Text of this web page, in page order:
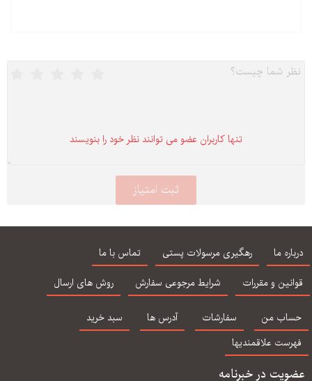
تنها كاربران عضو می توانند نظر خود را بنویسند
درباره ما رهگیری مرسولات پستی
تماس با ما
قوانین و مقررات
شرایط مرجوعی سفارش روش های ارسال
حساب من سفارشات آدرس ها
سبد خرید
فهرست علاقمندیها
عضویت در خبرنامه